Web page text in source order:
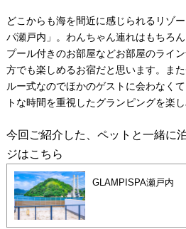
どこからも海を間近に感じられるリゾ
パ瀬戸内」。わんちゃん連れはもちろ
プール付きのお部屋などお部屋のライ
方でも楽しめるお宿だと思います。ま
ルー式なのでほかのゲストに会わなく
トな時間を重視したグランピングを楽
今回ご紹介した、ペットと一緒に
ジはこちら
GLAMPISPA瀬戸内